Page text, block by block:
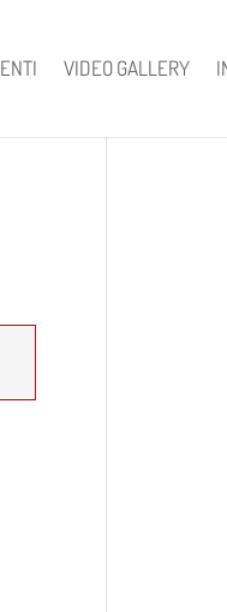
VIDEO GALLERY